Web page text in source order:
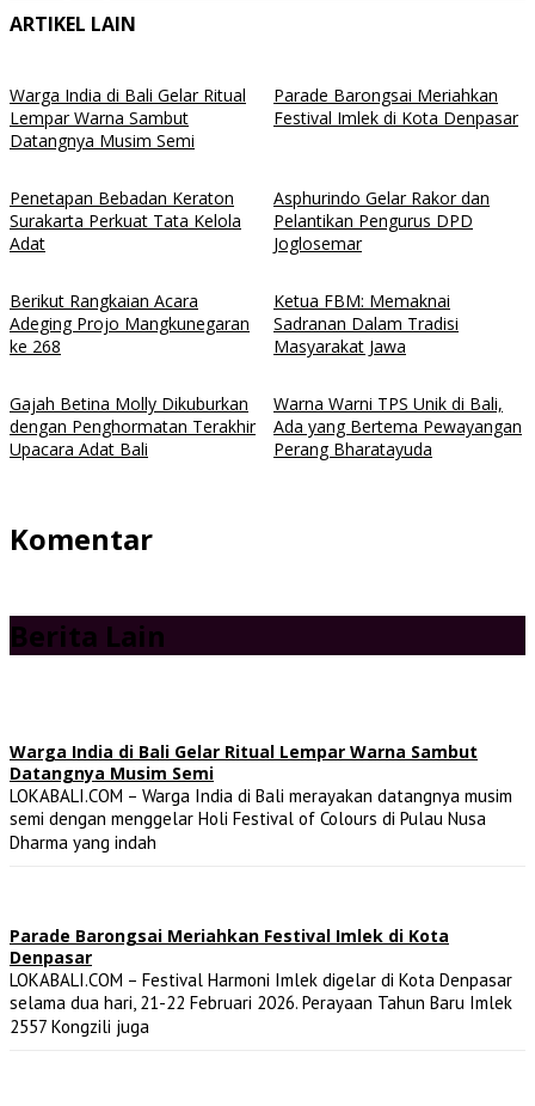
ARTIKEL LAIN
Warga India di Bali Gelar Ritual
Lempar Warna Sambut
Datangnya Musim Semi
Parade Barongsai Meriahkan
Festival Imlek di Kota Denpasar
Penetapan Bebadan Keraton
Surakarta Perkuat Tata Kelola
Adat
Asphurindo Gelar Rakor dan
Pelantikan Pengurus DPD
Joglosemar
Berikut Rangkaian Acara
Adeging Projo Mangkunegaran
ke 268
Ketua FBM: Memaknai
Sadranan Dalam Tradisi
Masyarakat Jawa
Gajah Betina Molly Dikuburkan
dengan Penghormatan Terakhir
Upacara Adat Bali
Warna Warni TPS Unik di Bali,
Ada yang Bertema Pewayangan
Perang Bharatayuda
Komentar
Berita Lain
Warga India di Bali Gelar Ritual Lempar Warna Sambut
Datangnya Musim Semi
LOKABALI.COM – Warga India di Bali merayakan datangnya musim
semi dengan menggelar Holi Festival of Colours di Pulau Nusa
Dharma yang indah
Parade Barongsai Meriahkan Festival Imlek di Kota
Denpasar
LOKABALI.COM – Festival Harmoni Imlek digelar di Kota Denpasar
selama dua hari, 21-22 Februari 2026. Perayaan Tahun Baru Imlek
2557 Kongzili juga